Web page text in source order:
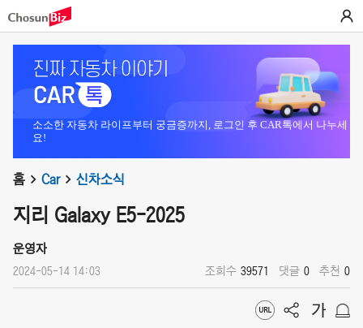
소소한 자동차 라이프부터 궁금증까지, 로그인 후 CAR톡에서 나누세
요!
홈 Car 신차소식
지리 Galaxy E5-2025
운영자
2024-05-14 14:03 조회수 39571 댓글 0 추천 0